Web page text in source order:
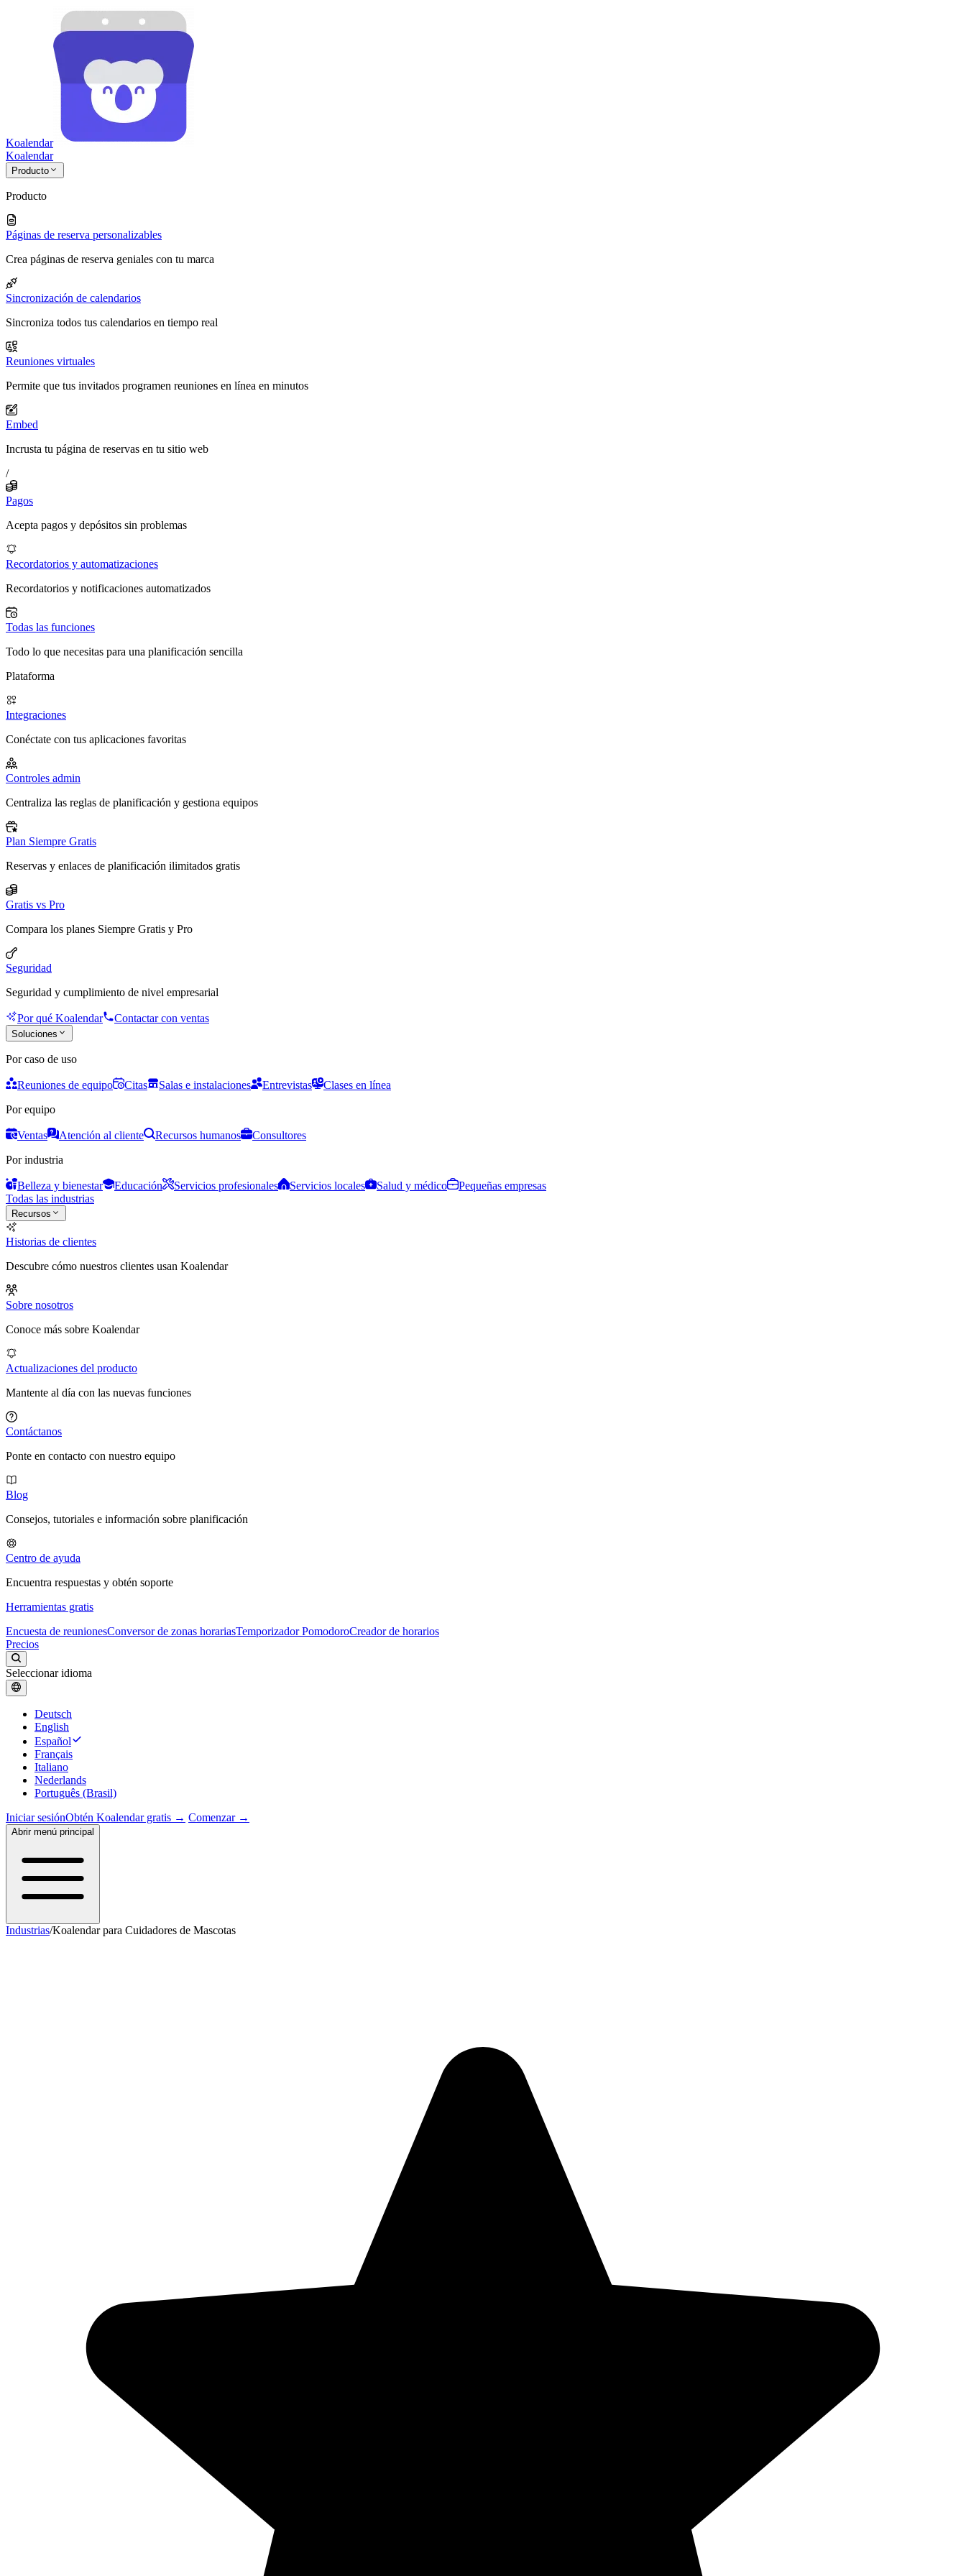
Koalendar
Koalendar
Producto
Producto
Páginas de reserva personalizables
Crea páginas de reserva geniales con tu marca
Sincronización de calendarios
Sincroniza todos tus calendarios en tiempo real
Reuniones virtuales
Permite que tus invitados programen reuniones en línea en minutos
Embed
Incrusta tu página de reservas en tu sitio web
/
Pagos
Acepta pagos y depósitos sin problemas
Recordatorios y automatizaciones
Recordatorios y notificaciones automatizados
Todas las funciones
Todo lo que necesitas para una planificación sencilla
Plataforma
Integraciones
Conéctate con tus aplicaciones favoritas
Controles admin
Centraliza las reglas de planificación y gestiona equipos
Plan Siempre Gratis
Reservas y enlaces de planificación ilimitados gratis
Gratis vs Pro
Compara los planes Siempre Gratis y Pro
Seguridad
Seguridad y cumplimiento de nivel empresarial
Por qué Koalendar Contactar con ventas
Soluciones
Por caso de uso
Reuniones de equipo Citas Salas e instalaciones Entrevistas
Clases en línea
Por equipo
Ventas Atención al cliente Recursos humanos
Consultores
Por industria
Belleza y bienestar Educación Servicios profesionales Servicios locales Salud y médico
Pequeñas empresas
Todas las industrias
Recursos
Historias de clientes
Descubre cómo nuestros clientes usan Koalendar
Sobre nosotros
Conoce más sobre Koalendar
Actualizaciones del producto
Mantente al día con las nuevas funciones
Contáctanos
Ponte en contacto con nuestro equipo
Blog
Consejos, tutoriales e información sobre planificación
Centro de ayuda
Encuentra respuestas y obtén soporte
Herramientas gratis
Encuesta de reunionesConversor de zonas horariasTemporizador PomodoroCreador de horarios
Precios
Seleccionar idioma
Deutsch
English
Español
Français
Italiano
Nederlands
Português (Brasil)
Iniciar sesiónObtén Koalendar gratis → Comenzar →
Abrir menú principal
Industrias/Koalendar para Cuidadores de Mascotas